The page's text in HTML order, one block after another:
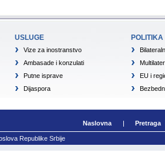
USLUGE
Vize za inostranstvo
Ambasade i konzulati
Putne isprave
Dijaspora
POLITIKA
EU i
Naslovna Pretraga
Republike Srbije